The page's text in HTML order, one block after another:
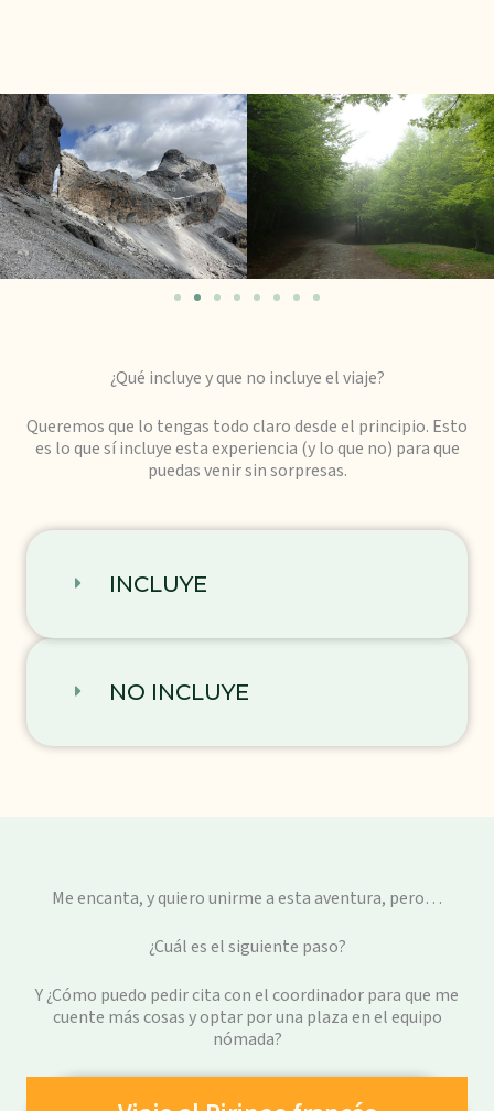
¿Qué incluye y que no incluye el viaje?
Queremos que lo tengas todo claro desde el principio. Esto
es lo que sí incluye esta experiencia (y lo que no) para que
puedas venir sin sorpresas.
NO INCLUYE
INCLUYE
Me encanta, y quiero unirme a esta aventura, pero…
¿Cuál es el siguiente paso?
Y ¿Cómo puedo pedir cita con el coordinador para que me
cuente más cosas y optar por una plaza en el equipo
nómada?